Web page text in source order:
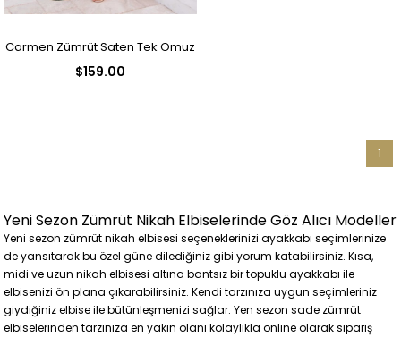
Carmen Zümrüt Saten Tek Omuz
$159.00
1
Yeni Sezon Zümrüt Nikah Elbiselerinde Göz Alıcı Modeller
Yeni sezon zümrüt nikah elbisesi seçeneklerinizi ayakkabı seçimlerinize
de yansıtarak bu özel güne dilediğiniz gibi yorum katabilirsiniz. Kısa,
midi ve uzun nikah elbisesi altına bantsız bir topuklu ayakkabı ile
elbisenizi ön plana çıkarabilirsiniz. Kendi tarzınıza uygun seçimleriniz
giydiğiniz elbise ile bütünleşmenizi sağlar. Yen sezon sade zümrüt
elbiselerinden tarzınıza en yakın olanı kolaylıkla online olarak sipariş